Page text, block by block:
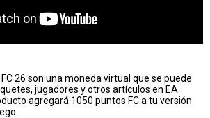
26 son una moneda virtual que se puede
jugadores y otros artículos en EA
agregará 1050 puntos FC a tu versión